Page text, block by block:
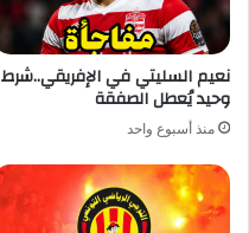
نعيم السليتي في الإفريقي..شرط
وحيد يُعطل الصفقة
منذ أسبوع واحد